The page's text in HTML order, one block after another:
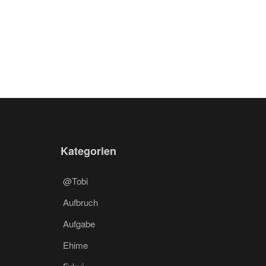
Kategorien
@Tobi
Aufbruch
Aufgabe
Ehime